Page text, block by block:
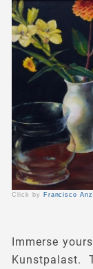
Click by Francisco
Immerse
Kunstpalast.